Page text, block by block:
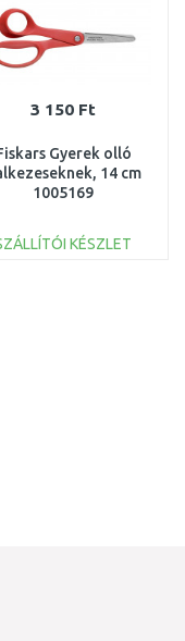
3 150 Ft
Gyerek olló
14 cm
1005169
KÉSZLET